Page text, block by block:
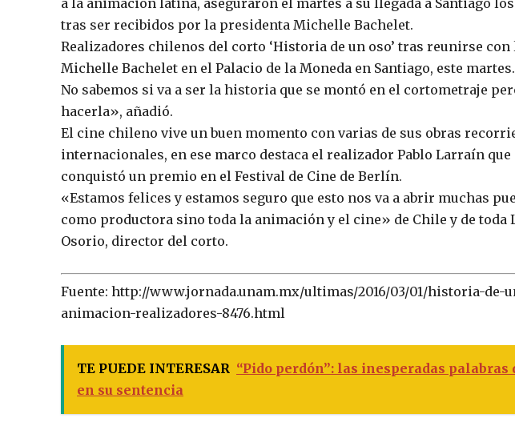
tras ser recibidos por la presidenta Michelle Bachelet.
Realizadores chilenos del corto ‘Historia de un oso’ tras reunirse
Michelle Bachelet en el Palacio de la Moneda en Santiago, este martes.
No sabemos si va a ser la historia que se montó en el cortometraje
hacerla», añadió.
El cine chileno vive un buen momento con varias de sus obras
internacionales, en ese marco destaca el realizador Pablo Larraín
conquistó un premio en el Festival de Cine de Berlín.
«Estamos felices y estamos seguro que esto nos va a abrir muchas
como productora sino toda la animación y el cine» de Chile y de toda
Osorio, director del corto.
Fuente: http://www.jornada.unam.mx/ultimas/2016/03/01/historia-de-
animacion-realizadores-8476.html
TE PUEDE INTERESAR “Pido perdón”: las inesperadas palabras
en su sentencia